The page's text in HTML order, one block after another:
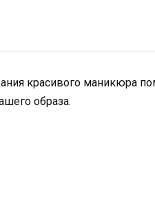
красивого маникюра
образа.